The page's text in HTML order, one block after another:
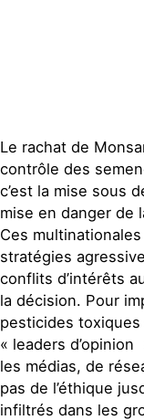
Espace
Publications
Contact
Le rachat de
contrôle des
c’est la mise sous
mise en danger de
Ces
stratégies
conflits d’intérêts
la décision. Pour
pesticides
« leaders
les médias, de
pas de l’éthique
infiltrés dans les